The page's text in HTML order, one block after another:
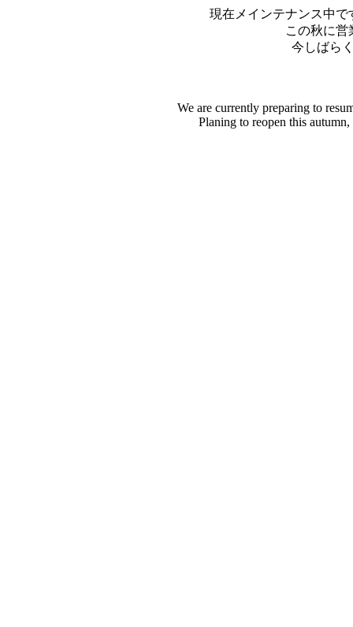
現在メインテナンス中
この秋に営
今しばら
We are currently preparing to
Planing to reopen this